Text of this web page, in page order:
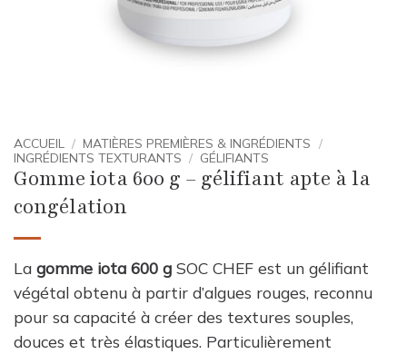
ACCUEIL / MATIÈRES PREMIÈRES & INGRÉDIENTS /
INGRÉDIENTS TEXTURANTS / GÉLIFIANTS
Gomme iota 600 g – gélifiant apte à la
congélation
La gomme iota 600 g SOC CHEF est un gélifiant
végétal obtenu à partir d’algues rouges, reconnu
pour sa capacité à créer des textures souples,
douces et très élastiques. Particulièrement